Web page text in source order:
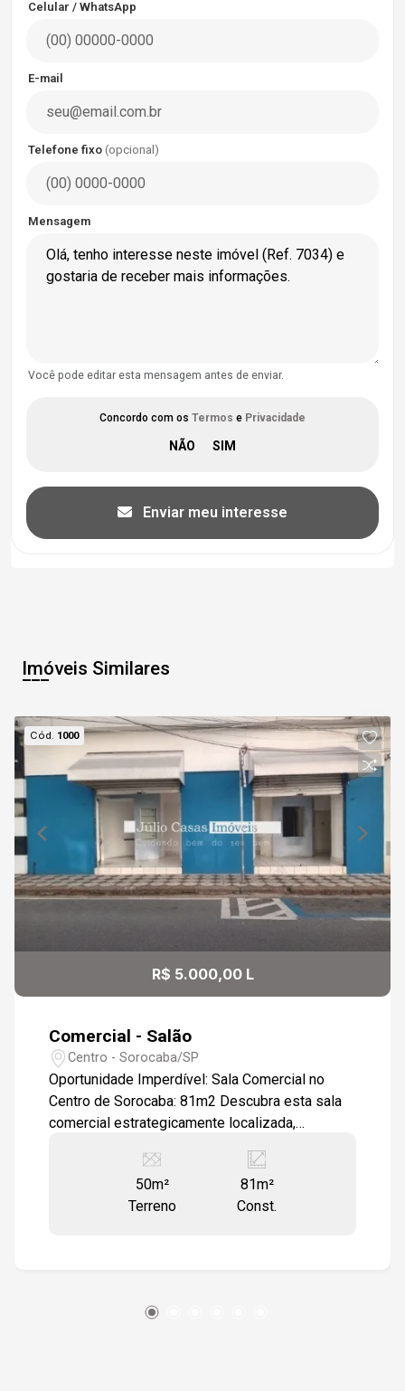
Celular / WhatsApp
E-mail
Telefone fixo (opcional)
Mensagem
Você pode editar esta mensagem antes de enviar.
Concordo com os Termos e Privacidade
Enviar meu interesse
Imóveis Similares
Cód. 1000
R$ 5.000,00 L
Comercial - Salão
Centro - Sorocaba/SP
Oportunidade Imperdível: Sala Comercial no
Centro de Sorocaba: 81m2 Descubra esta sala
comercial estrategicamente localizada,
seu negócio no coração de Sorocaba.
Localização Privilegiada: Situada próximo ao
Largo São Bento e às principais ruas comerciais
Aço: Facilitam o acesso e proporcionam maior
50m²
Terreno
81m²
Const.